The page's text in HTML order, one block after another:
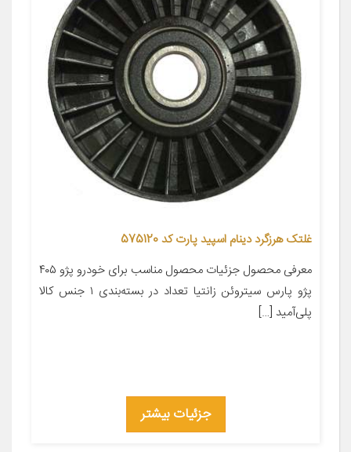
غلتک هرزگرد دینام اسپید پارت کد 575120
معرفی محصول جزئیات محصول مناسب برای خودرو پژو ۴۰۵
پژو پارس سیتروئن زانتیا تعداد در بسته‌بندی ۱ جنس کالا
پلی‌آمید […]
جزئیات بیشتر